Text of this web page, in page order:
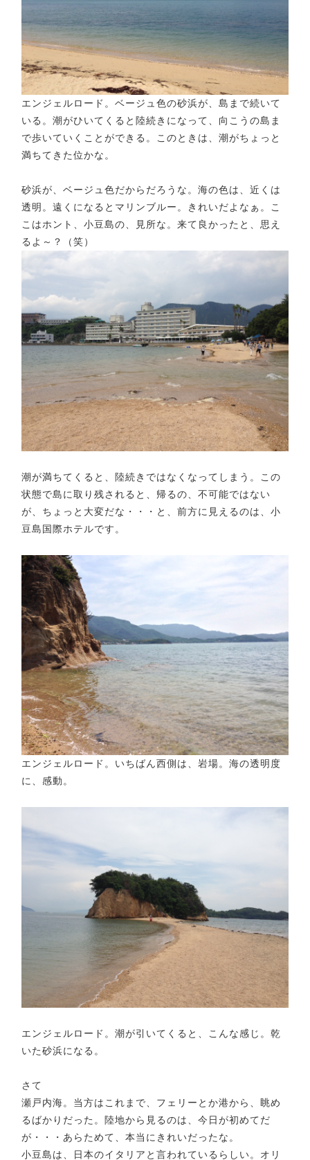
エンジェルロード。ベージュ色の砂浜が、島まで続いて
いる。潮がひいてくると陸続きになって、向こうの島ま
で歩いていくことができる。このときは、潮がちょっと
満ちてきた位かな。
砂浜が、ベージュ色だからだろうな。海の色は、近くは
透明。遠くになるとマリンブルー。きれいだよなぁ。こ
こはホント、小豆島の、見所な。来て良かったと、思え
るよ～？（笑）
潮が満ちてくると、陸続きではなくなってしまう。この
状態で島に取り残されると、帰るの、不可能ではない
が、ちょっと大変だな・・・と、前方に見えるのは、小
豆島国際ホテルです。
エンジェルロード。いちばん西側は、岩場。海の透明度
に、感動。
エンジェルロード。潮が引いてくると、こんな感じ。乾
いた砂浜になる。
さて
瀬戸内海。当方はこれまで、フェリーとか港から、眺め
るばかりだった。陸地から見るのは、今日が初めてだ
が・・・あらためて、本当にきれいだったな。
小豆島は、日本のイタリアと言われているらしい。オリ